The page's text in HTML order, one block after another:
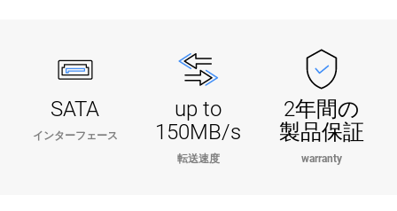
SATA
インターフェース
up to
150MB/s
転送速度
2年間の
製品保証
warranty